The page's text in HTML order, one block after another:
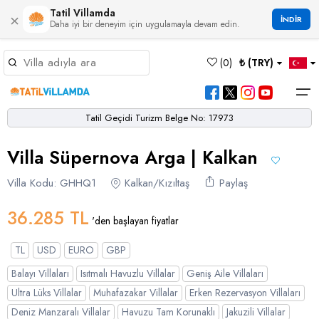
× Tatil Villamda
Daha iyi bir deneyim için uygulamayla devam edin. İNDİR
(0) ₺ (TRY)
Hakkımızda
Bölgeler
Bölgeler
Bodrum
Turgutreis
Çeşme
Alaçatı
Germiyan
Dalaman
Dalyan
Çalış
Çamköy
Çiftlik
Eldirek
Bornova
Akbel
Bezirgan
Çayköy
Hacıoğlan
Ağullu
Bayındır
Gökçeören
Gökseki
Çamlı
Selimiye
Boğaziçi
Eşen
Yakabağ
Villa Seçeneklerimiz
Villa Seçeneklerimiz
Balayı Villaları
Çift Jakuzili Villalar
Çocuk Havuzlu Villalar
Çocuk Oyun Alanı Olan Villalar
Blog
Tatil Geçidi Turizm Belge No: 17973
Villa Süpernova Arga | Kalkan
Villa Kodu: GHHQ1 Kalkan/Kızıltaş Paylaş
36.285 TL 'den başlayan fiyatlar
TL USD EURO
GBP
Balayı Villaları
Isıtmalı Havuzlu Villalar
Geniş Aile Villaları
Ultra Lüks Villalar
Muhafazakar Villalar
Erken Rezervasyon Villaları
Deniz Manzaralı Villalar
Havuzu Tam Korunaklı
Jakuzili Villalar
Dil Seçiniz
German Italian Russian
Kur Seçiniz
Türk Lirası
TRY- TL
EURO
EUR - €
Dolar
USD- $
GBP- £
Favorilerim
Müsaitlik Takvimi
Müsaitlik Takvimi >